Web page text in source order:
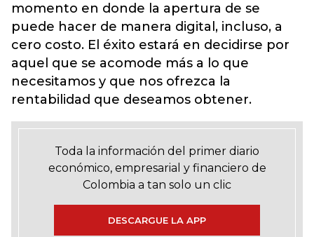
momento en donde la apertura de se
puede hacer de manera digital, incluso, a
cero costo. El éxito estará en decidirse por
aquel que se acomode más a lo que
necesitamos y que nos ofrezca la
rentabilidad que deseamos obtener.
Toda la información del primer diario
económico, empresarial y financiero de
Colombia a tan solo un clic
DESCARGUE LA APP